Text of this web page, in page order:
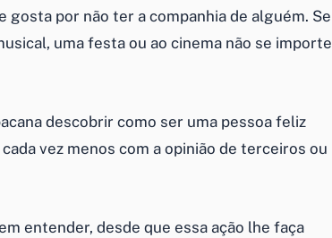
gosta por não ter a companhia de alguém. Se
uma festa ou ao cinema não se importe
descobrir como ser uma pessoa feliz
vez menos com a opinião de terceiros ou
entender, desde que essa ação lhe faça